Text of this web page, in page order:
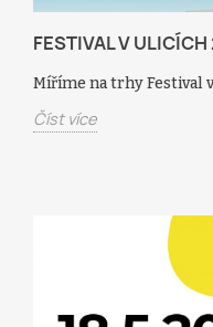
FESTIVAL V
Míříme na trhy Festival
Číst více